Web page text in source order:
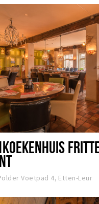
Voetpad 4, Etten-Leur